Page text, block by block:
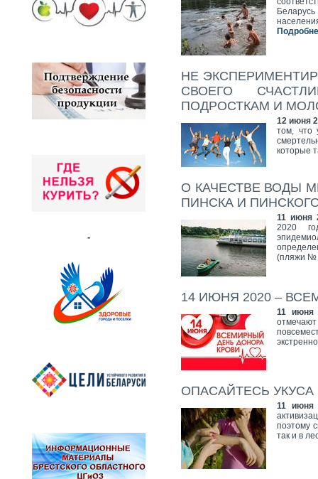
-
НЕ
СВОЕГО
ПОДРОСТКАМ И
12 июня
том, что
которые
О КАЧЕСТВЕ ВОДЫ
ПИНСКА И
11 июня
2020
(пляжи
14 ИЮНЯ 2020 –
11 июня
ОПАСАЙТЕСЬ
11 июня
поэтому
так и в